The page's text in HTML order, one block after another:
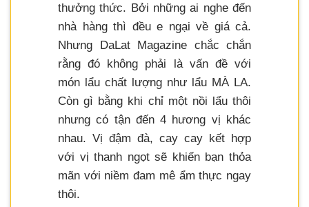
thưởng thức. Bởi những ai nghe đến
nhà hàng thì đều e ngại về giá cả.
Nhưng DaLat Magazine chắc chắn
rằng đó không phải là vấn đề với
món lẩu chất lượng như lẩu MÀ LA.
Còn gì bằng khi chỉ một nồi lẩu thôi
nhưng có tận đến 4 hương vị khác
nhau. Vị đậm đà, cay cay kết hợp
với vị thanh ngọt sẽ khiến bạn thỏa
mãn với niềm đam mê ẩm thực ngay
thôi.